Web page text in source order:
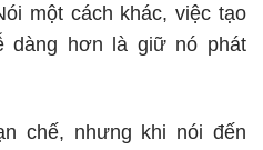
một cách khác, việc tạo
dàng hơn là giữ nó phát
chế, nhưng khi nói đến